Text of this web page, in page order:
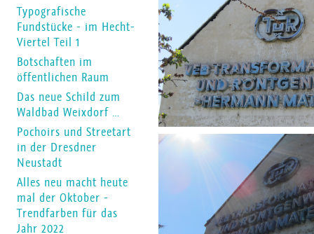
Typografische
Fundstücke - im Hecht-
Viertel Teil 1
Botschaften im
öffentlichen Raum
Das neue Schild zum
Waldbad Weixdorf …
Pochoirs und Streetart
in der Dresdner
Neustadt
Alles neu macht heute
mal der Oktober -
Trendfarben für das
Jahr 2022